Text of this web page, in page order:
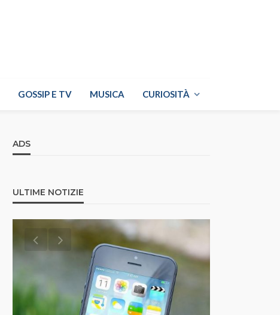
GOSSIP E TV MUSICA CURIOSITÀ
ADS
ULTIME NOTIZIE